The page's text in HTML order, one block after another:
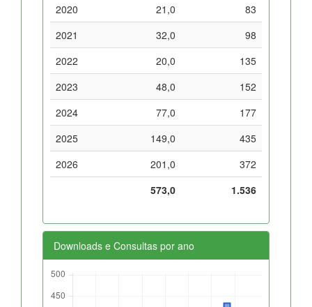
2020
21,0
83
2021
32,0
98
2022
20,0
135
2023
48,0
152
2024
77,0
177
2025
149,0
435
2026
201,0
372
573,0
1.536
Downloads e Consultas por ano